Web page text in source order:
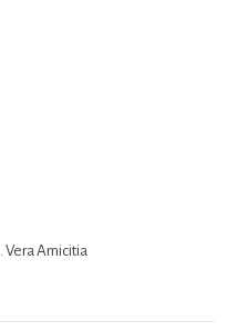
Vera Amicitia